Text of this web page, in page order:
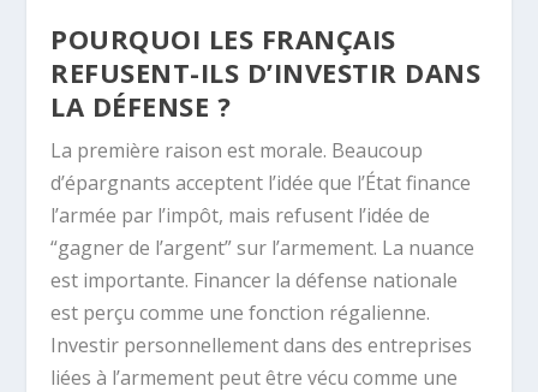
POURQUOI LES FRANÇAIS
REFUSENT-ILS D’INVESTIR DANS
LA DÉFENSE ?
La première raison est morale. Beaucoup
d’épargnants acceptent l’idée que l’État finance
l’armée par l’impôt, mais refusent l’idée de
“gagner de l’argent” sur l’armement. La nuance
est importante. Financer la défense nationale
est perçu comme une fonction régalienne.
Investir personnellement dans des entreprises
liées à l’armement peut être vécu comme une